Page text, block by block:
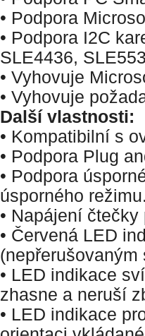
• Podpora
• Podpora I2C
SLE4436,
• Vyhovuje
• Vyhovuje
Další vlastnosti:
• Kompatibilní s
• Podpora Plug
• Podpora
úsporného
• Napájení
• Červená LED
• LED indikace
zhasne a neruší
• LED indikace